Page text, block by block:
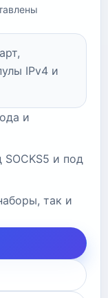
IPv4 и
и
и под
так и